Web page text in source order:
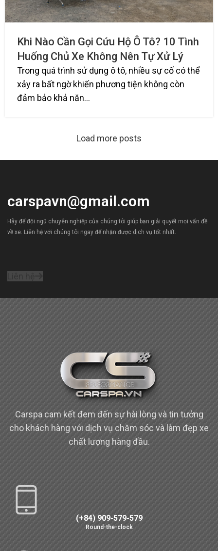
Khi Nào Cần Gọi Cứu Hộ Ô Tô? 10 Tình
Huống Chủ Xe Không Nên Tự Xử Lý
Trong quá trình sử dụng ô tô, nhiều sự cố có thể
xảy ra bất ngờ khiến phương tiện không còn
đảm bảo khả năn...
Load more posts
carspavn@gmail.com
Hãy để đội ngũ chuyên nghiệp của chúng tôi giúp bạn giải quyết mọi vấn đề
về xe. Liên hệ với chúng tôi ngay để nhận được dịch vụ tốt nhất.
Carspa cam kết đem đến sự hài lòng và tin tưởng
cho khách hàng với dịch vụ chăm sóc và làm đẹp xe
chất lượng hàng đầu.
(+84) 909-579-579
Round-the-clock